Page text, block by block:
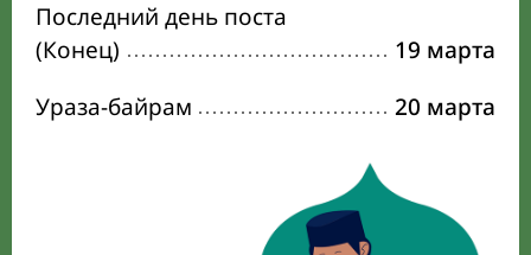
Последний день поста
(Конец)
19 марта
Ураза-байрам
20 марта